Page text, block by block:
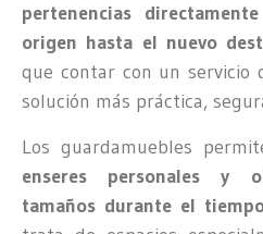
pertenencias
origen hasta el nuevo
que contar con un servicio
solución más práctica,
Los guardamuebles
enseres personales y
tamaños durante el